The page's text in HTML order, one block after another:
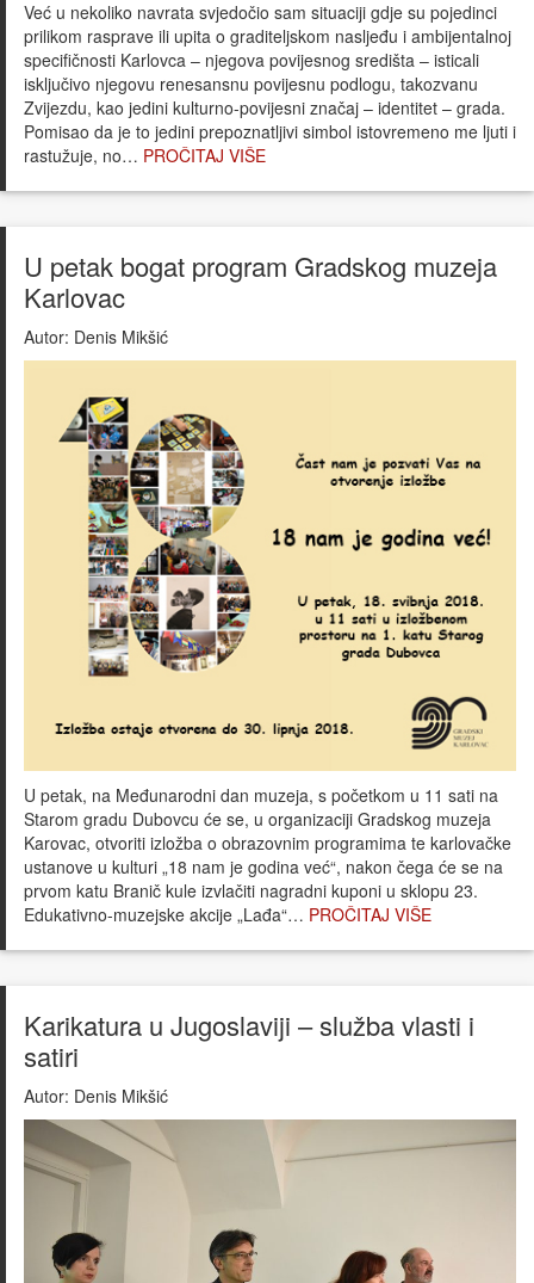
Već u nekoliko navrata svjedočio sam situaciji gdje su pojedinci
prilikom rasprave ili upita o graditeljskom nasljeđu i ambijentalnoj
specifičnosti Karlovca – njegova povijesnog središta – isticali
isključivo njegovu renesansnu povijesnu podlogu, takozvanu
Zvijezdu, kao jedini kulturno-povijesni značaj – identitet – grada.
Pomisao da je to jedini prepoznatljivi simbol istovremeno me ljuti i
rastužuje, no… PROČITAJ VIŠE
U petak bogat program Gradskog muzeja
Karlovac
Autor: Denis Mikšić
U petak, na Međunarodni dan muzeja, s početkom u 11 sati na
Starom gradu Dubovcu će se, u organizaciji Gradskog muzeja
Karovac, otvoriti izložba o obrazovnim programima te karlovačke
ustanove u kulturi „18 nam je godina već“, nakon čega će se na
prvom katu Branič kule izvlačiti nagradni kuponi u sklopu 23.
Edukativno-muzejske akcije „Lađa“… PROČITAJ VIŠE
Karikatura u Jugoslaviji – služba vlasti i
satiri
Autor: Denis Mikšić